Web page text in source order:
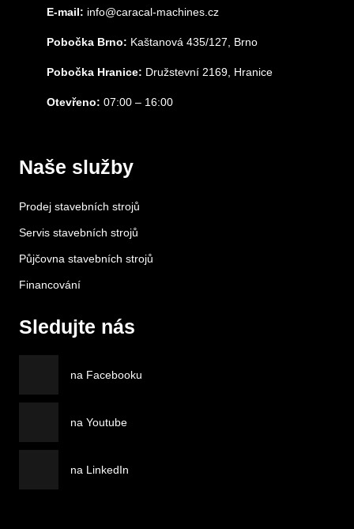
E-mail: info@caracal-machines.cz
Pobočka Brno: Kaštanová 435/127, Brno
Pobočka Hranice: Družstevní 2169, Hranice
Otevřeno: 07:00 – 16:00
Naše služby
Prodej stavebních strojů
Servis stavebních strojů
Půjčovna stavebních strojů
Financování
Sledujte nás
na Facebooku
na Youtube
na LinkedIn